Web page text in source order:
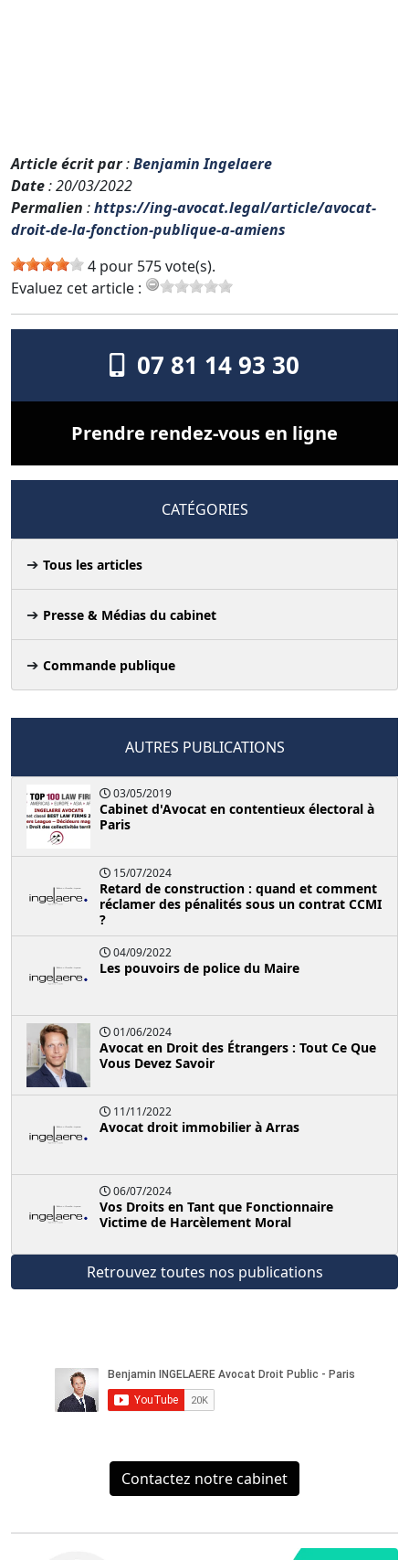
Article écrit par:Benjamin Ingelaere
Date: 20/03/2022
Permalien :https://ing-avocat.legal/article/avocat-
droit-de-la-fonction-publique-a-amiens
4 pour 575 vote(s).
Evaluez cet article :
07 81 14 93 30
Prendre rendez-vous en ligne
CATÉGORIES
Tous les articles
Presse & Médias du cabinet
Commande publique
AUTRES PUBLICATIONS
03/05/2019
Cabinet d'Avocat en contentieux électoral à
Paris
15/07/2024
Retard de construction : quand et comment
réclamer des pénalités sous un contrat CCMI
?
04/09/2022
Les pouvoirs de police du Maire
01/06/2024
Avocat en Droit des Étrangers : Tout Ce Que
Vous Devez Savoir
11/11/2022
Avocat droit immobilier à Arras
06/07/2024
Vos Droits en Tant que Fonctionnaire
Victime de Harcèlement Moral
Retrouvez toutes nos publications
Contactez notre cabinet